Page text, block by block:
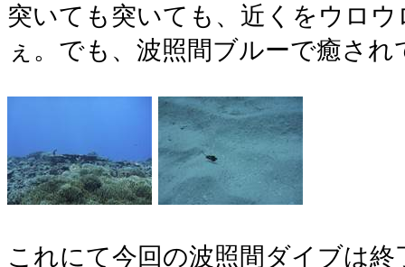
突いても突いても、近くをウロ
ぇ。でも、波照間ブルーで癒され
これにて今回の波照間ダイブは